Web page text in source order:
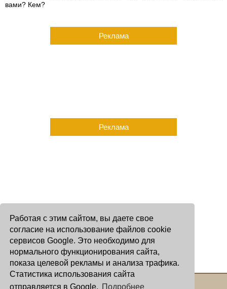
Работая с этим сайтом, вы даете свое
согласие на использование файлов cookie
сервисов Google. Это необходимо для
нормального функционирования сайта,
показа целевой рекламы и анализа трафика.
Статистика использования сайта
отправляется в Google. Подробнее
вами? Кем?
Реклама
Реклама
Copyright © 2000 - 2026 Oculus